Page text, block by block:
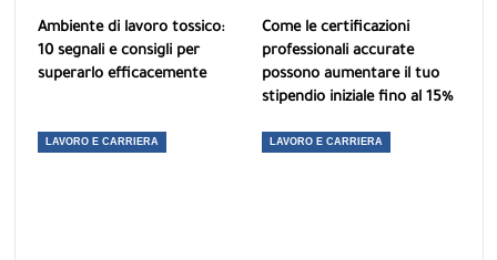
Ambiente di lavoro tossico:
10 segnali e consigli per
superarlo efficacemente
Come le certificazioni
professionali accurate
possono aumentare il tuo
stipendio iniziale fino al 15%
LAVORO E CARRIERA LAVORO E CARRIERA